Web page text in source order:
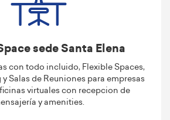
sede Santa Elena
con todo incluido, Flexible Spaces,
Salas de Reuniones para empresas
virtuales con recepcion de
y amenities.